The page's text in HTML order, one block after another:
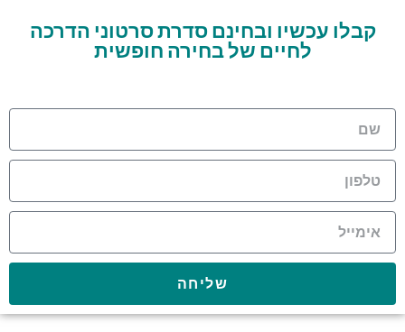
קבלו עכשיו ובחינם סדרת סרטוני הדרכה
לחיים של בחירה חופשית
שליחה